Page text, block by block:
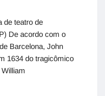
de teatro de
De acordo com o
Barcelona, John
1634 do tragicômico